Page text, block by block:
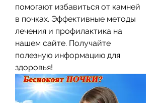
помогают избавиться от камней
в почках. Эффективные методы
лечения и профилактика на
нашем сайте. Получайте
полезную информацию для
здоровья!